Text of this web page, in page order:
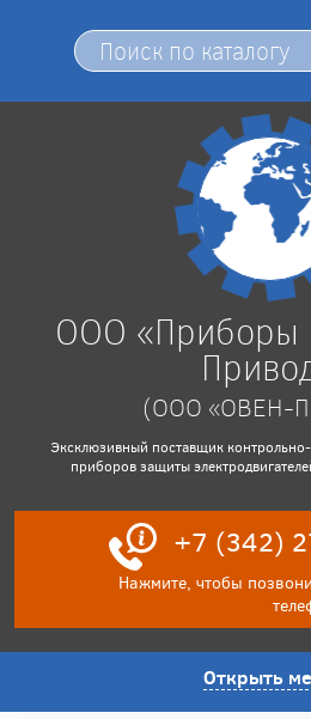
ООО «Приборы
(ООО «ОВЕН-
Эксклюзивный поставщик
приборов защиты
+7 (342)
Нажмите, чтобы
Открыть